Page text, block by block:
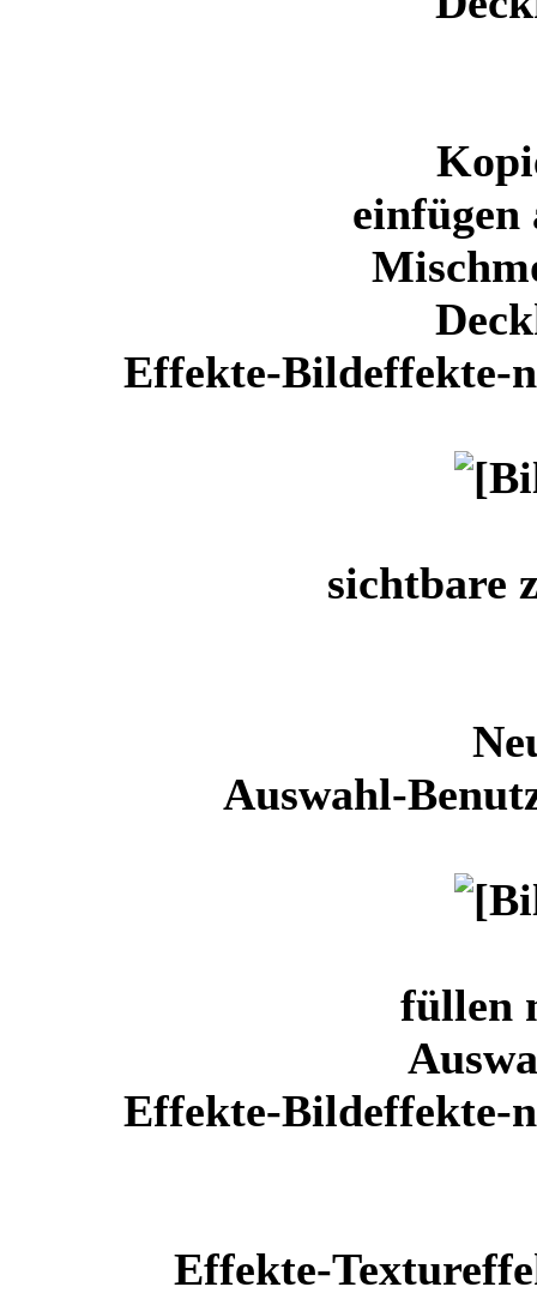
einfügen
Effekte-Bildeffekte-
sichtbare
Auswahl-
füllen
Effekte-Bildeffekte-
Effekte-